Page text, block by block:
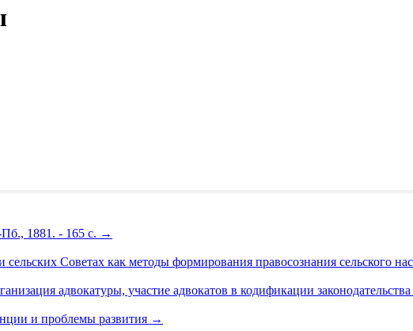
1881. - 165 с. →
Советах как методы формирования правосознания сельского
адвокатуры, участие адвокатов в кодификации законодательства
и проблемы развития →